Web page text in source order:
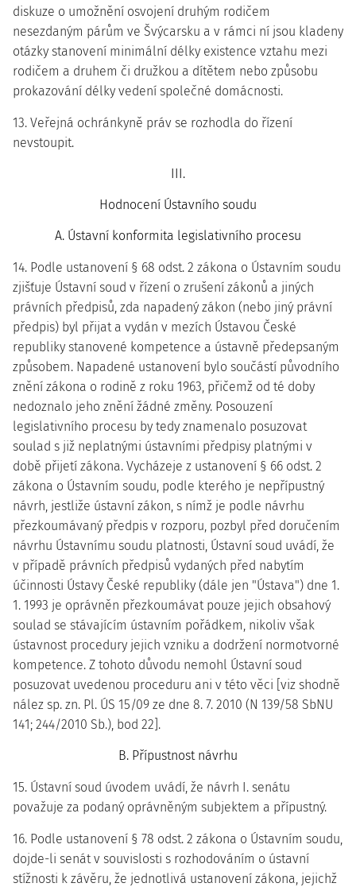
diskuze o umožnění osvojení druhým rodičem
nesezdaným párům ve Švýcarsku a v rámci ní jsou kladeny
otázky stanovení minimální délky existence vztahu mezi
rodičem a druhem či družkou a dítětem nebo způsobu
prokazování délky vedení společné domácnosti.
13. Veřejná ochránkyně práv se rozhodla do řízení
nevstoupit.
III.
Hodnocení Ústavního soudu
A. Ústavní konformita legislativního procesu
14. Podle ustanovení § 68 odst. 2 zákona o Ústavním soudu
zjišťuje Ústavní soud v řízení o zrušení zákonů a jiných
právních předpisů, zda napadený zákon (nebo jiný právní
předpis) byl přijat a vydán v mezích Ústavou České
republiky stanovené kompetence a ústavně předepsaným
způsobem. Napadené ustanovení bylo součástí původního
znění zákona o rodině z roku 1963, přičemž od té doby
nedoznalo jeho znění žádné změny. Posouzení
legislativního procesu by tedy znamenalo posuzovat
soulad s již neplatnými ústavními předpisy platnými v
době přijetí zákona. Vycházeje z ustanovení § 66 odst. 2
zákona o Ústavním soudu, podle kterého je nepřípustný
návrh, jestliže ústavní zákon, s nímž je podle návrhu
přezkoumávaný předpis v rozporu, pozbyl před doručením
návrhu Ústavnímu soudu platnosti, Ústavní soud uvádí, že
v případě právních předpisů vydaných před nabytím
účinnosti Ústavy České republiky (dále jen "Ústava") dne 1.
1. 1993 je oprávněn přezkoumávat pouze jejich obsahový
soulad se stávajícím ústavním pořádkem, nikoliv však
ústavnost procedury jejich vzniku a dodržení normotvorné
kompetence. Z tohoto důvodu nemohl Ústavní soud
posuzovat uvedenou proceduru ani v této věci [viz shodně
nález sp. zn. Pl. ÚS 15/09 ze dne 8. 7. 2010 (N 139/58 SbNU
141; 244/2010 Sb.), bod 22].
B. Přípustnost návrhu
15. Ústavní soud úvodem uvádí, že návrh I. senátu
považuje za podaný oprávněným subjektem a přípustný.
16. Podle ustanovení § 78 odst. 2 zákona o Ústavním soudu,
dojde-li senát v souvislosti s rozhodováním o ústavní
stížnosti k závěru, že jednotlivá ustanovení zákona, jejichž